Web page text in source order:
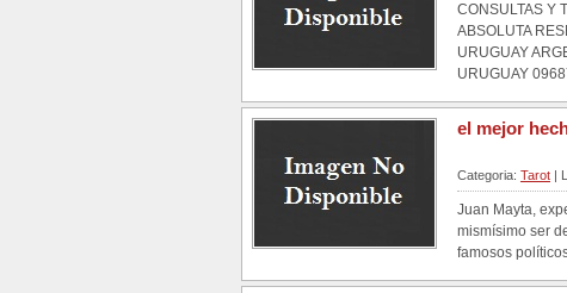
CONSULTAS Y
ABSOLUTA
URUGUAY
URUGUAY
el mejor
Categoria: Tarot |
Juan Mayta,
mismísimo ser
famosos